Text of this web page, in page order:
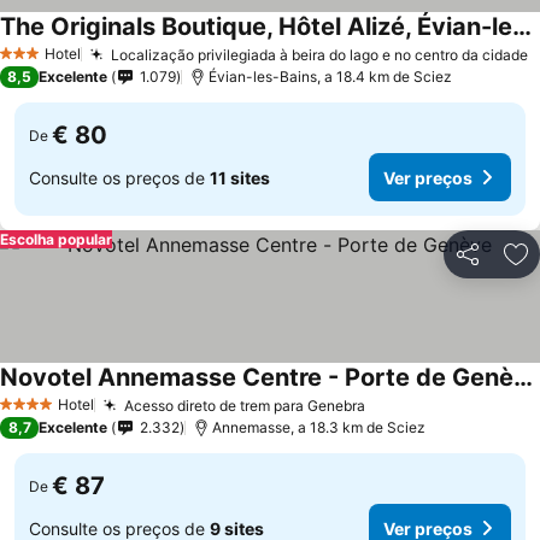
3 EstrelasHotel Localização privilegiada à beira do lago e no centro da cidade
The Originals Boutique, Hôtel Alizé, Évian-les-Bains
8,5 Excelente 1.079 Évian-les-Bains, a 18.4 km de Sciez
De € 80
Consulte os preços de 11 sites Ver preços
Partilhar
Escolha popular
4 EstrelasHotel Acesso direto de trem para Genebra
Novotel Annemasse Centre - Porte de Genève
8,7 Excelente 2.332 Annemasse, a 18.3 km de Sciez
De € 87
Consulte os preços de 9 sites Ver preços